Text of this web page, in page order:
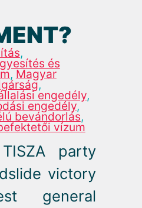
,
és
, Magyar
,
engedély,
engedély,
bevándorlás,
vízum
party
victory
general